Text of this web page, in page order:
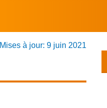
Mises à jour: 9 juin 2021